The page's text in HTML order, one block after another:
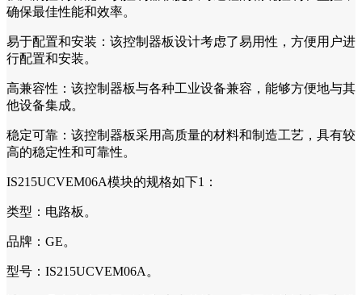
确保最佳性能和效率。
易于配置和安装：该控制器板设计考虑了易用性，方便用户进
行配置和安装。
高兼容性：该控制器板与各种工业设备兼容，能够方便地与其
他设备集成。
稳定可靠：该控制器板采用高质量的材料和制造工艺，具有较
高的稳定性和可靠性。
IS215UCVEM06A模块的规格如下1：
类型：电路板。
品牌：GE。
型号：IS215UCVEM06A。